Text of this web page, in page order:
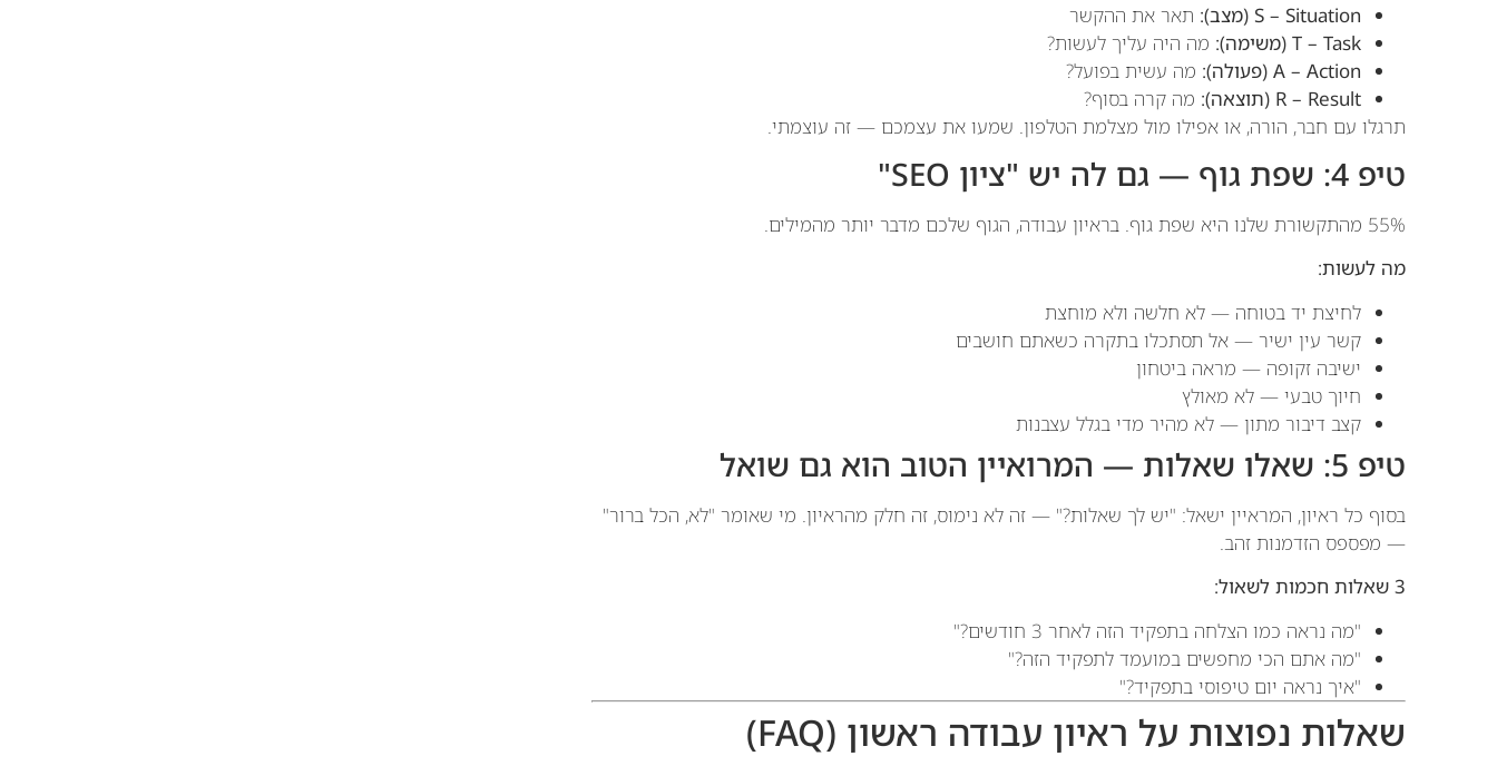
S – Situation (מצב):
תאר את ההקשר
T – Task (משימה):
מה היה עליך לעשות?
A – Action (פעולה):
מה עשית בפועל?
R – Result (תוצאה):
מה קרה בסוף?
תרגלו עם חבר, הורה, או אפילו מול מצלמת הטלפון. שמעו את עצמכם — זה עוצמתי.
טיפ 4: שפת גוף — גם לה יש "ציון SEO"
55% מהתקשורת שלנו היא שפת גוף. בראיון עבודה, הגוף שלכם מדבר יותר מהמילים.
מה לעשות:
לחיצת יד בטוחה — לא חלשה ולא מוחצת
קשר עין ישיר — אל תסתכלו בתקרה כשאתם חושבים
ישיבה זקופה — מראה ביטחון
חיוך טבעי — לא מאולץ
קצב דיבור מתון — לא מהיר מדי בגלל עצבנות
טיפ 5: שאלו שאלות — המרואיין הטוב הוא גם שואל
בסוף כל ראיון, המראיין ישאל: "יש לך שאלות?" — זה לא נימוס, זה חלק מהראיון. מי שאומר "לא, הכל ברור"
— מפספס הזדמנות זהב.
3 שאלות חכמות לשאול:
"מה נראה כמו הצלחה בתפקיד הזה לאחר 3 חודשים?"
"מה אתם הכי מחפשים במועמד לתפקיד הזה?"
"איך נראה יום טיפוסי בתפקיד?"
שאלות נפוצות על ראיון עבודה ראשון (FAQ)